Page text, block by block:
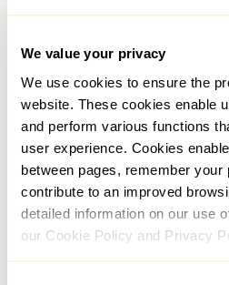
We value your privacy
We use cookies to ensure the
website. These cookies enable
and perform various functions
user experience. Cookies
between pages, remember your
contribute to an improved
detailed information on our use
our Cookie Policy and Privacy
придется вручную: открывать
параметров (goodbyedpi.exe -1 -
заблокированный сайт. Если
программу и снова открывать с
параметров. Постепенно
настройки, которые обеспечат
соединения и будут легко
Автор этого программного
несведущих пользователях и